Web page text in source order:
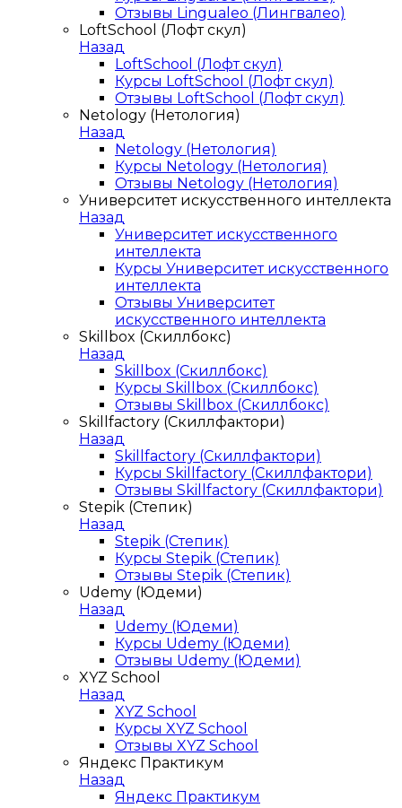
Отзывы Lingualeo (Лингвалео)
LoftSchool (Лофт скул)
Назад
LoftSchool (Лофт скул)
Курсы LoftSchool (Лофт скул)
Отзывы LoftSchool (Лофт скул)
Netology (Нетология)
Назад
Netology (Нетология)
Курсы Netology (Нетология)
Отзывы Netology (Нетология)
Университет искусственного интеллекта
Назад
Университет искусственного
интеллекта
Курсы Университет искусственного
интеллекта
Отзывы Университет
искусственного интеллекта
Skillbox (Скиллбокс)
Назад
Skillbox (Скиллбокс)
Курсы Skillbox (Скиллбокс)
Отзывы Skillbox (Скиллбокс)
Skillfactory (Скиллфактори)
Назад
Skillfactory (Скиллфактори)
Курсы Skillfactory (Скиллфактори)
Отзывы Skillfactory (Скиллфактори)
Stepik (Степик)
Назад
Stepik (Степик)
Курсы Stepik (Степик)
Отзывы Stepik (Степик)
Udemy (Юдеми)
Назад
Udemy (Юдеми)
Курсы Udemy (Юдеми)
Отзывы Udemy (Юдеми)
XYZ School
Назад
XYZ School
Курсы XYZ School
Отзывы XYZ School
Яндекс Практикум
Назад
Яндекс Практикум